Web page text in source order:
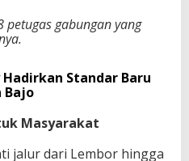
petugas gabungan yang
Standar Baru
Bajo
Masyarakat
jalur dari Lembor hingga